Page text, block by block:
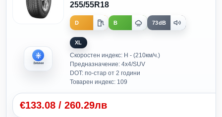
Зимни
255/55R18
D B 73dB
XL
Скоростен индекс: H - (210км/ч.)
Предназначение: 4x4/SUV
DOT: по-стар от 2 години
Товарен индекс: 109
€133.08 / 260.29лв